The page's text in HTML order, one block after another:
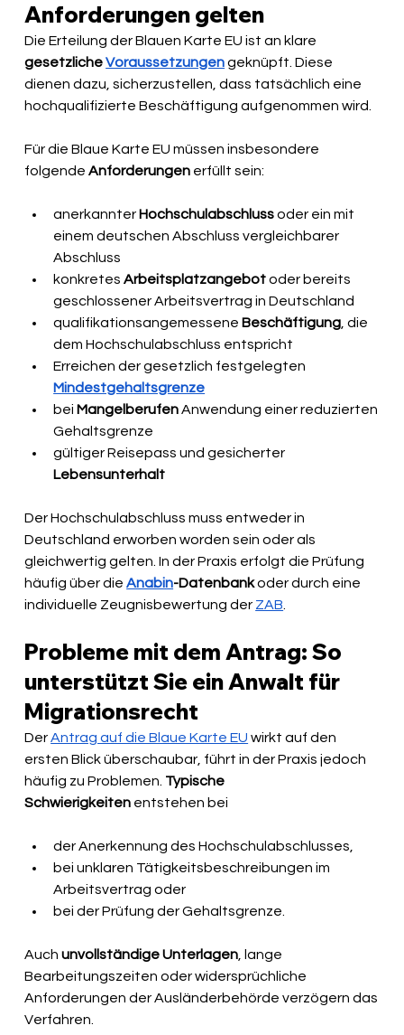
Anforderungen gelten
Die Erteilung der Blauen Karte EU ist an klare
gesetzliche Voraussetzungen geknüpft. Diese
dienen dazu, sicherzustellen, dass tatsächlich eine
hochqualifizierte Beschäftigung aufgenommen wird.
Für die Blaue Karte EU müssen insbesondere
folgende Anforderungen erfüllt sein:
anerkannter Hochschulabschluss oder ein mit
einem deutschen Abschluss vergleichbarer
Abschluss
konkretes Arbeitsplatzangebot oder bereits
geschlossener Arbeitsvertrag in Deutschland
qualifikationsangemessene Beschäftigung , die
dem Hochschulabschluss entspricht
Erreichen der gesetzlich festgelegten
Mindestgehaltsgrenze
bei Mangelberufen Anwendung einer reduzierten
Gehaltsgrenze
gültiger Reisepass und gesicherter
Lebensunterhalt
Der Hochschulabschluss muss entweder in
Deutschland erworben worden sein oder als
gleichwertig gelten. In der Praxis erfolgt die Prüfung
häufig über die Anabin-Datenbank oder durch eine
individuelle Zeugnisbewertung der ZAB
Probleme mit dem Antrag: So
unterstützt Sie ein Anwalt für
Migrationsrecht
Der Antrag auf die Blaue Karte EU wirkt auf den
ersten Blick überschaubar, führt in der Praxis jedoch
häufig zu Problemen. Typische
Schwierigkeiten entstehen bei
der Anerkennung des Hochschulabschlusses,
bei unklaren Tätigkeitsbeschreibungen im
Arbeitsvertrag oder
bei der Prüfung der Gehaltsgrenze.
Auch unvollständige Unterlagen , lange
Bearbeitungszeiten oder widersprüchliche
Anforderungen der Ausländerbehörde verzögern das
Verfahren.